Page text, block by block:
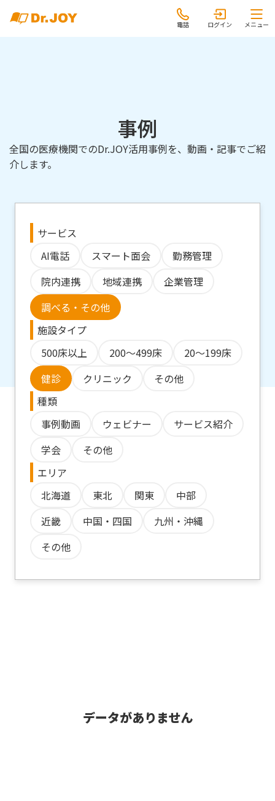
電話 ログイン メニュー
事例
全国の医療機関でのDr.JOY活用事例を、動画・記事でご紹
介します。
サービス
AI電話
スマート面会
勤務管理
院内連携
地域連携
企業管理
調べる・その他
施設タイプ
500床以上
200～499床
20～199床
健診
クリニック
その他
種類
事例動画
ウェビナー
サービス紹介
学会
その他
エリア
北海道
東北 関東
中部
近畿
中国・四国
九州・沖縄
その他
データがありません